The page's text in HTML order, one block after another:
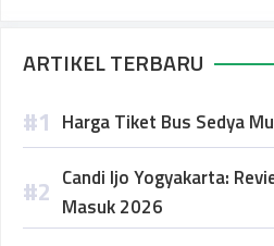
ARTIKEL TERBARU
Harga Tiket Bus Sedya
Candi Ijo Yogyakarta:
Masuk 2026